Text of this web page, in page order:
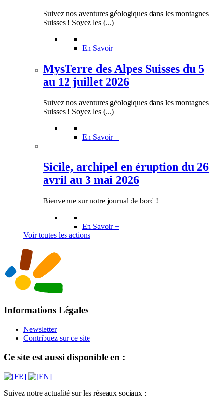
Suivez nos aventures géologiques dans les montagnes
Suisses ! Soyez les (...)
En Savoir +
MysTerre des Alpes Suisses du 5
au 12 juillet 2026
Suivez nos aventures géologiques dans les montagnes
Suisses ! Soyez les (...)
En Savoir +
Sicile, archipel en éruption du 26
avril au 3 mai 2026
Bienvenue sur notre journal de bord !
En Savoir +
Voir toutes les actions
Informations Légales
Newsletter
Contribuez sur ce site
Ce site est aussi disponible en :
Suivez notre actualité sur les réseaux sociaux :